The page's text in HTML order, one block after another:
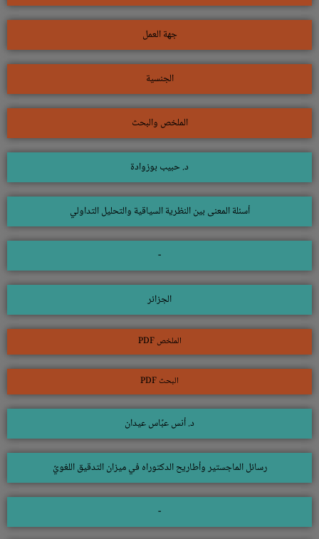
جهة العمل
الجنسية
الملخص والبحث
د. حبيب بوزوادة
أسئلة المعنى بين النظرية السياقية والتحليل التداولي
-
الجزائر
الملخص PDF
البحث PDF
د. أنس عبَّاس عيدان
رسائل الماجستير وأطاريح الدكتوراه في ميزان التدقيق اللغويِّ
-